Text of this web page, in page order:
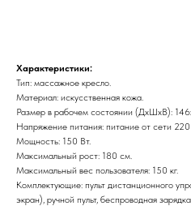
Характеристики:
Тип: массажное кресло.
Материал: искусственная кожа.
Размер в рабочем состоянии (ДxШxВ):
Напряжение питания: питание от сети
Мощность: 150 Вт.
Максимальный рост: 180 см.
Максимальный вес пользователя: 150 кг.
Комплектующие: пульт дистанционного
экран), ручной пульт, беспроводная